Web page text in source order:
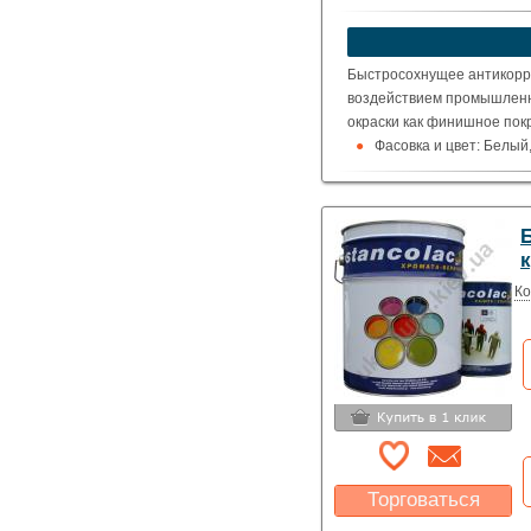
Быстросохнущее
воздействием
окраски как финишное
Фасовка и цвет:
база для тонировки-20 кг.
Торговаться